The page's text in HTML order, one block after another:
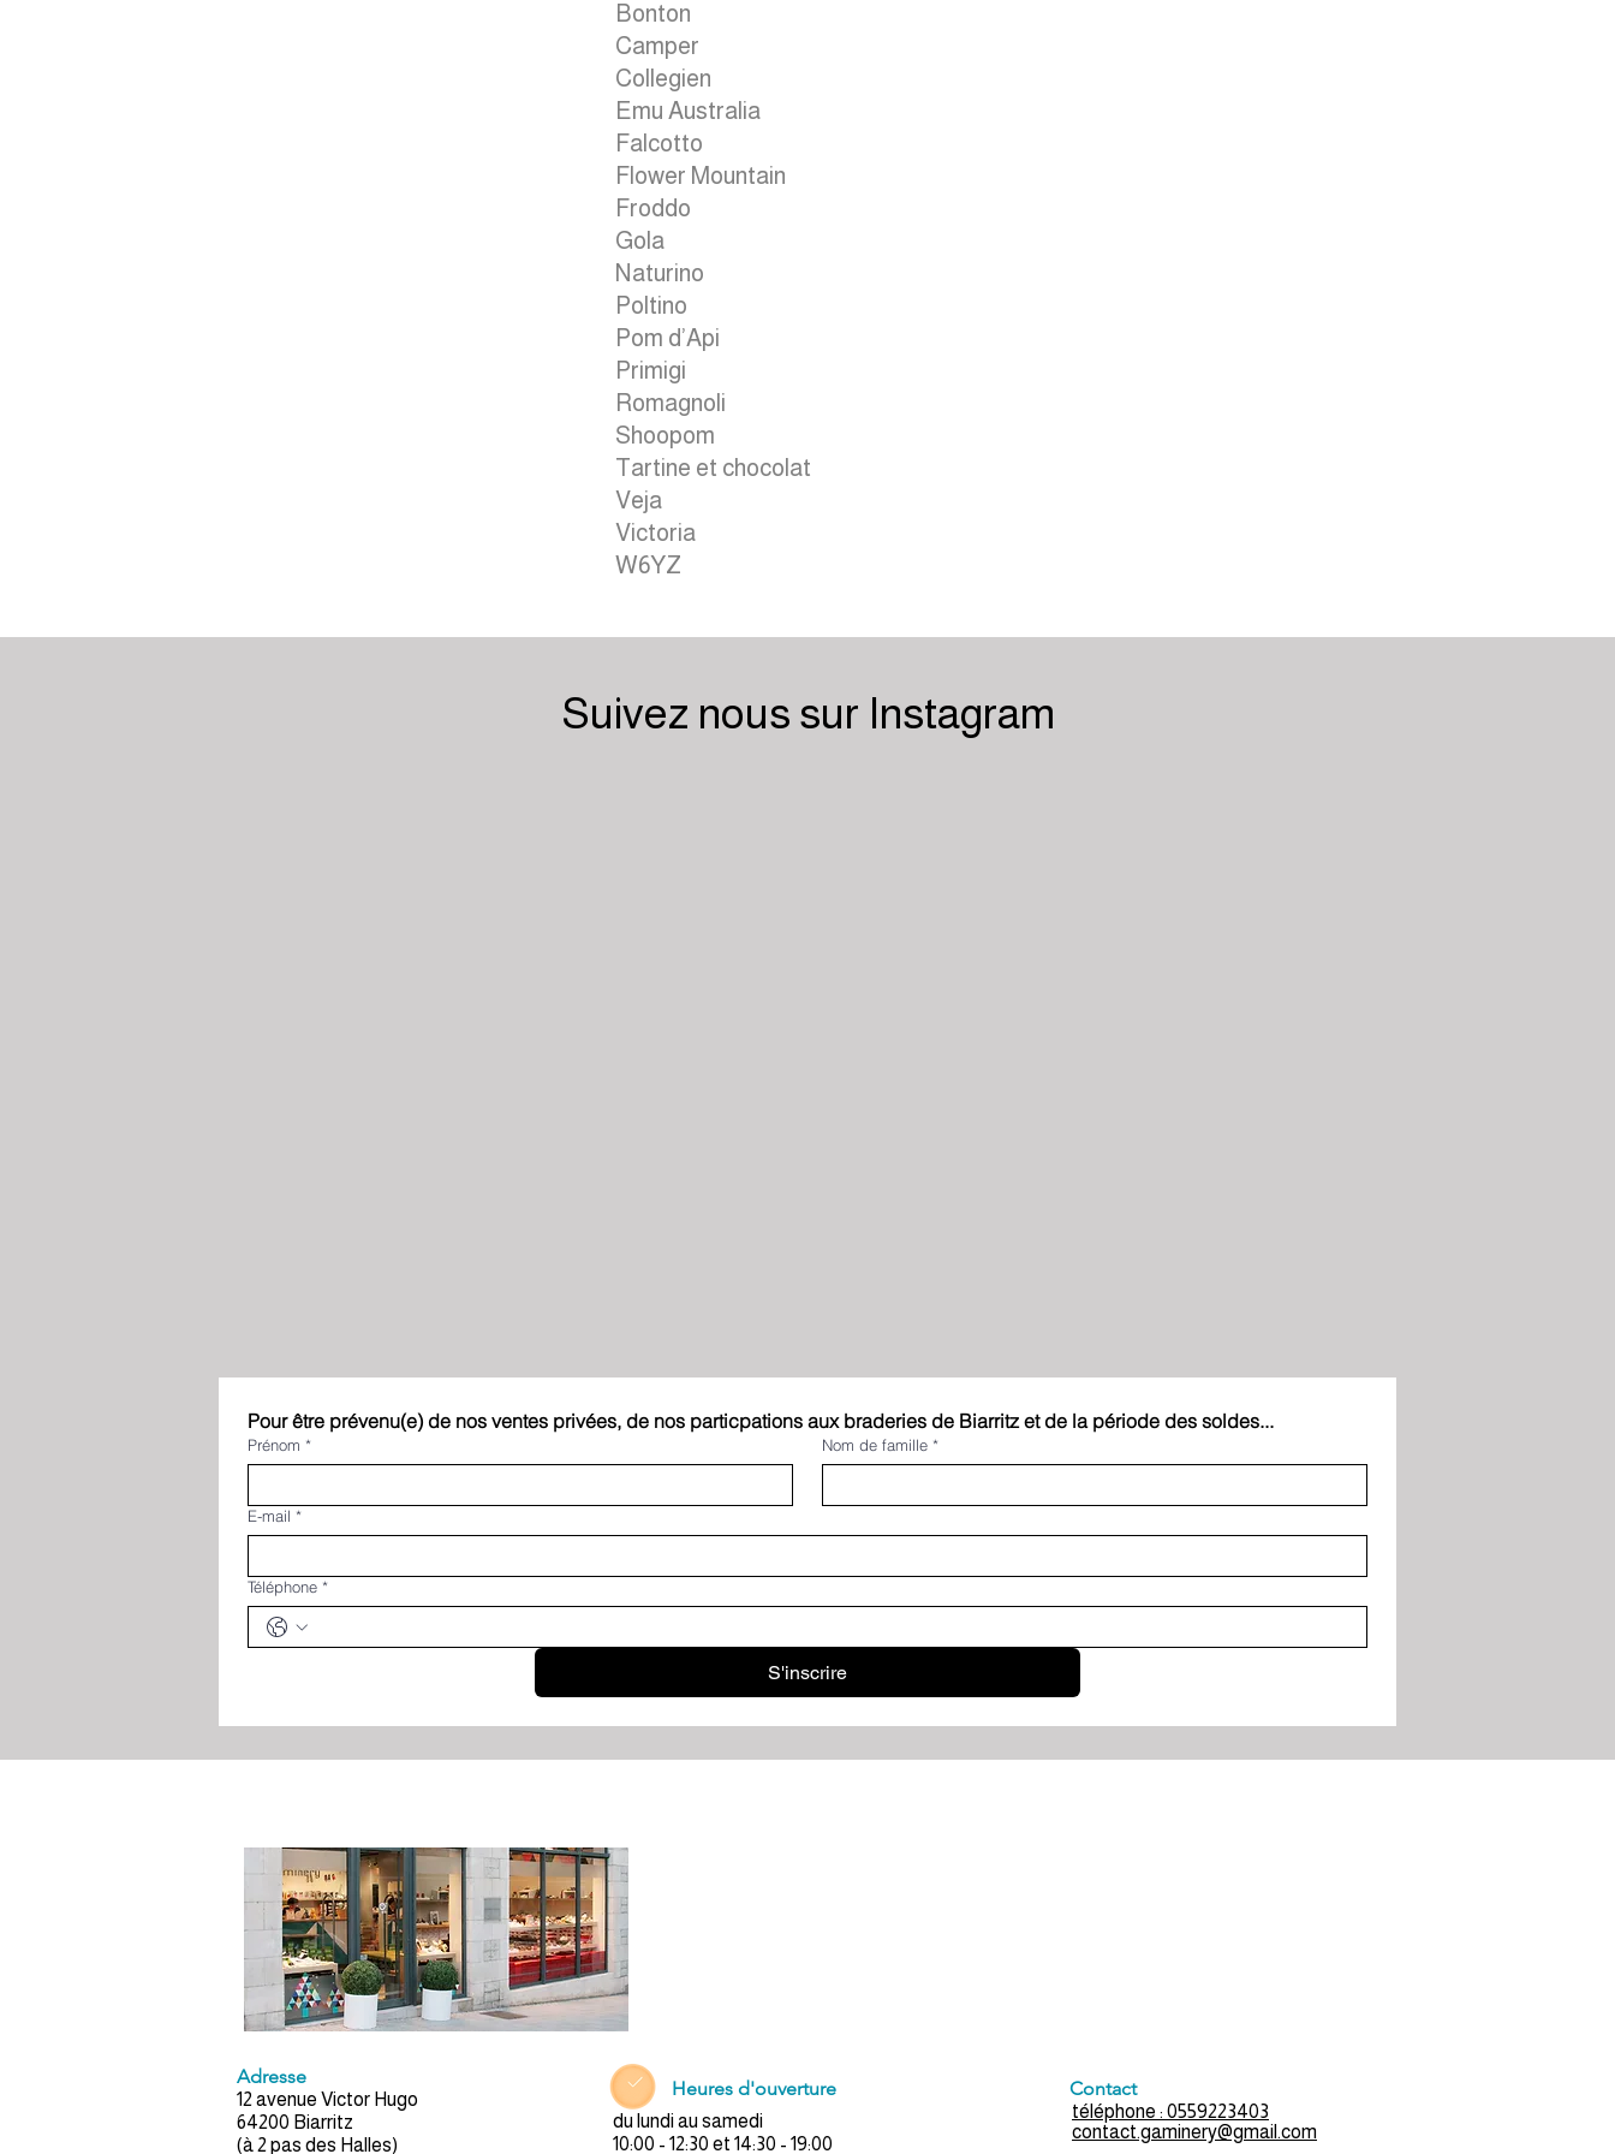
Bonton
Camper
Collegien
Emu Australia
Falcotto
Flower Mountain
Froddo
Gola
Naturino
Poltino
Pom d’Api
Primigi
Romagnoli
Shoopom
Tartine et chocolat
Veja
Victoria
W6YZ
Suivez nous sur Instagram
Pour être prévenu(e) de nos ventes privées, de nos particpations aux braderies de Biarritz et de la période des soldes...
Prénom * Nom de famille *
E-mail *
Téléphone *
S'inscrire
Adresse
12 avenue Victor Hugo
64200 Biarritz
(à 2 pas des Halles)
Heures d'ouverture
du lundi au samedi
10:00 - 12:30 et 14:30 - 19:00
Contact
contact.gaminery@gmail.com
téléphone : 0559223403